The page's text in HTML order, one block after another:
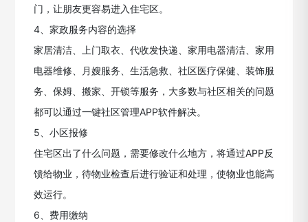
门，让朋友更容易进入住宅区。
4、家政服务内容的选择
家居清洁、上门取衣、代收发快递、家用电器清洁、家用
电器维修、月嫂服务、生活急救、社区医疗保健、装饰服
务、保姆、搬家、开锁等服务，大多数与社区相关的问题
都可以通过一键社区管理APP软件解决。
5、小区报修
住宅区出了什么问题，需要修改什么地方，将通过APP反
馈给物业，待物业检查后进行验证和处理，使物业也能高
效运行。
6、费用缴纳